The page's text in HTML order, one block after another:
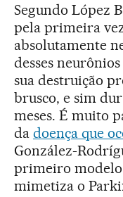
Segundo López
pela primeira
absolutamente
desses
sua destruição
brusco, e sim
meses. É muito
da doença que
González-
primeiro
mimetiza o